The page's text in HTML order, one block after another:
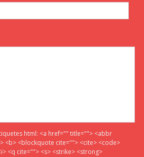
html: <a href="" title=""> <abbr
<b> <blockquote cite=""> <cite> <code>
<q cite=""> <s> <strike> <strong>